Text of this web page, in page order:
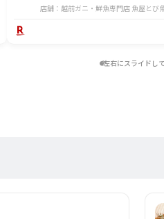
店舗：越前ガニ・鮮魚専門店 魚屋とび
左右にスライドし